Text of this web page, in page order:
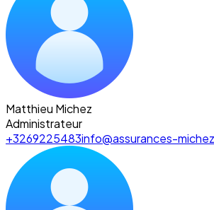
Matthieu Michez
Administrateur
+3269225483info@assurances-